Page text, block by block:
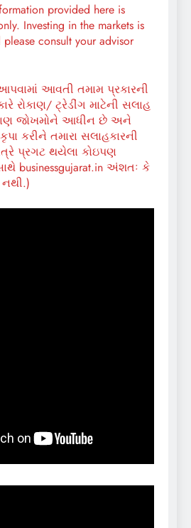
provided here is
Investing in the markets is
consult your advisor
આવતી તમામ પ્રકારની
રોકાણ/ ટ્રેડીંગ માટેની સલાહ
જોખમોને આધીન છે અને
કરીને તમારા સલાહકારની
પ્રગટ થયેલા કોઇપણ
businessgujarat.in અંશતઃ કે